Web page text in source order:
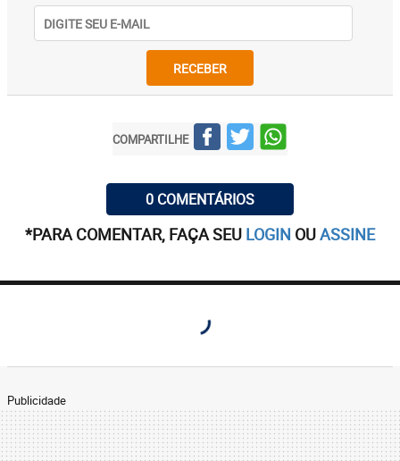
RECEBER
COMPARTILHE
0 COMENTÁRIOS
*PARA COMENTAR, FAÇA SEU LOGIN OUASSINE
Publicidade